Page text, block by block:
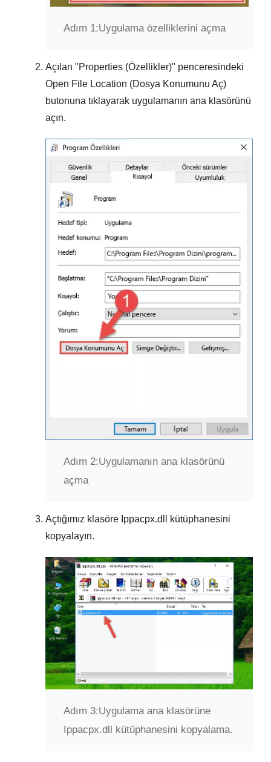
Adım 1:Uygulama özelliklerini açma
Açılan "Properties (Özellikler)" penceresindeki
Open File Location (Dosya Konumunu Aç)
butonuna tıklayarak uygulamanın ana klasörünü
açın.
Adım 2:Uygulamanın ana klasörünü
açma
Açtığımız klasöre Ippacpx.dll
kütüphanesini
kopyalayın.
Adım 3:Uygulama ana klasörüne
Ippacpx.dll kütüphanesini kopyalama.